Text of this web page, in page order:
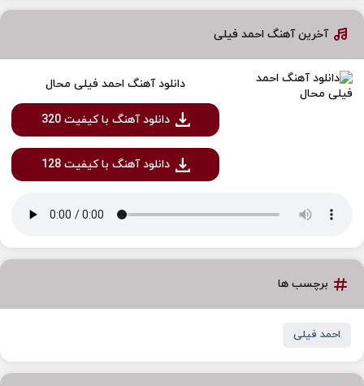
آخرین آهنگ احمد فیلی
دانلود آهنگ احمد فیلی محال
دانلود آهنگ با کیفیت 320
دانلود آهنگ با کیفیت 128
برچسب ها
احمد فیلی